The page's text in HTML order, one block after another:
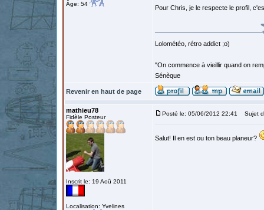
Âge: 54
Pour Chris, je le respecte le profil,
Lolométéo, rétro addict ;o)
"On commence à vieillir quand on
Sénèque
Revenir en haut de page
mathieu78
Fidèle Posteur
Inscrit le: 19 Aoû 2011
Localisation: Yvelines
Posté le: 05/06/2012 22:41 Sujet
Salut! Il en est ou ton beau planeur?